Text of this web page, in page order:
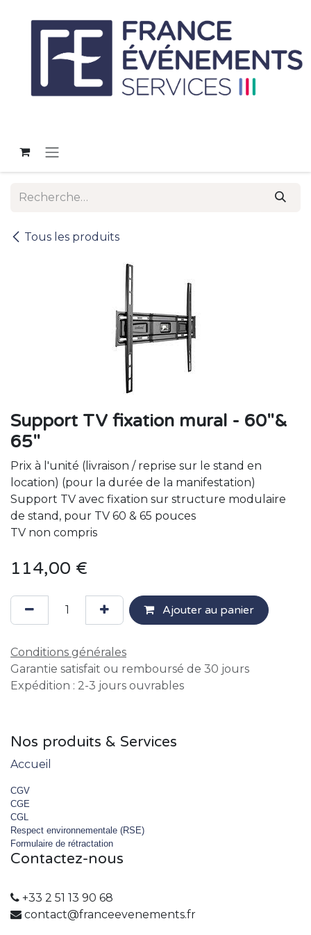
Tous les produits
Support TV fixation mural - 60"&
65"
Prix à l'unité (livraison / reprise sur le stand en
location) (pour la durée de la manifestation)
Support TV avec fixation sur structure modulaire
de stand, pour TV 60 & 65 pouces
TV non compris
114,00 €
Ajouter au panier
Conditions générales
Garantie satisfait ou remboursé de 30 jours
Expédition : 2-3 jours ouvrables
Nos produits & Services
Accueil
CGV
CGE
CGL
Respect environnementale (RSE)
Formulaire de rétractation
Contactez-nous
+33 2 51 13 90 68
contact@franceevenements.fr